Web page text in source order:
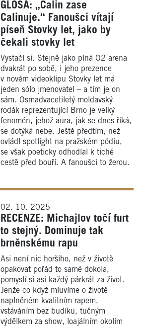
GLOSA: „Calin zase
Calinuje.“ Fanoušci vítají
píseň Stovky let, jako by
čekali stovky let
Vystačí si. Stejně jako plná O2 arena
dvakrát po sobě, i jeho prezence
v novém videoklipu Stovky let má
jeden sólo jmenovatel – a tím je on
sám. Osmadvacetiletý moldavský
rodák reprezentující Brno je velký
fenomén, jehož aura, jak se dnes říká,
se dotýká nebe. Ještě předtím, než
ovládl spotlight na pražském pódiu,
se však poeticky odhodlal k tiché
cestě před bouří. A fanoušci to žerou.
02. 10. 2025
RECENZE: Michajlov točí furt
to stejný. Dominuje tak
brněnskému rapu
Asi není nic horšího, než v životě
opakovat pořád to samé dokola,
pomyslí si asi každý párkrát za život.
Jenže co když mluvíme o životě
naplněném kvalitním rapem,
vstáváním bez budíku, tučným
výdělkem za show, loajálním okolím